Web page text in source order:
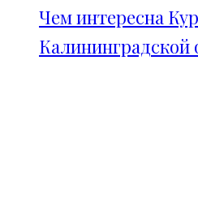
Чем интересна
Калининградской